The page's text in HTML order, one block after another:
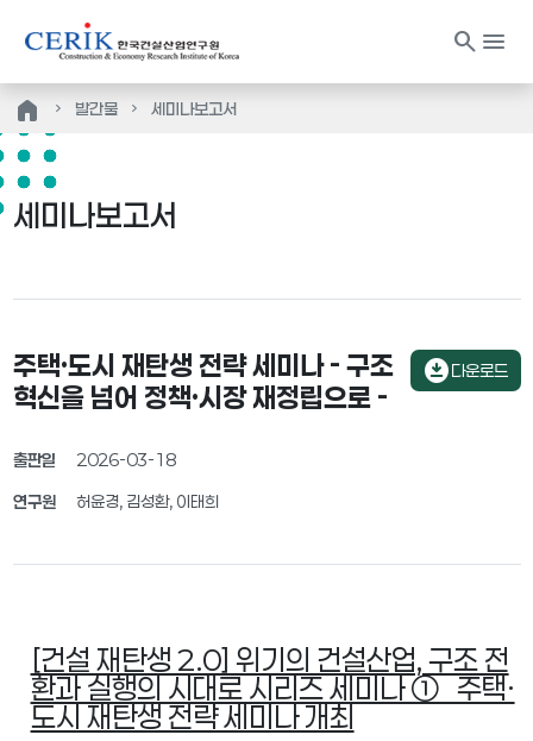
search menu
home 발간물 세미나보고서
세미나보고서
주택·도시 재탄생 전략 세미나 - 구조
혁신을 넘어 정책·시장 재정립으로 -
출판일 2026-03-18
연구원 허윤경, 김성환, 이태희
download_for_offline다운로드
[건설 재탄생 2.0] 위기의 건설산업, 구조 전
환과 실행의 시대로 시리즈 세미나 ➀ 주택·
도시 재탄생 전략 세미나 개최